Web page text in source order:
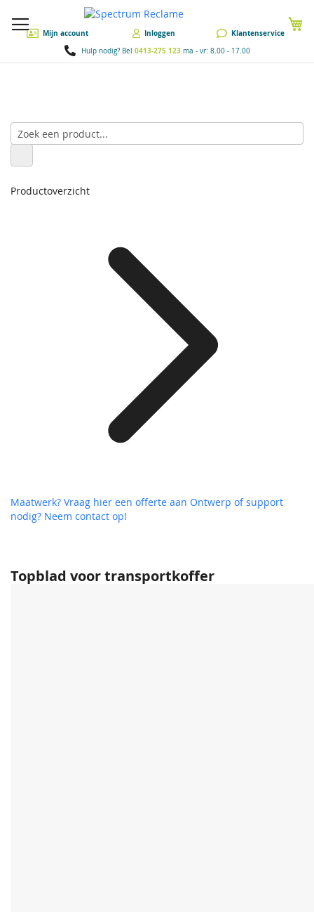
Mijn account Inloggen Klantenservice
Hulp nodig? Bel 0413-275 123ma - vr: 8.00 - 17.00
Topblad voor transportkoffer
Productoverzicht
Maatwerk? Vraag hier een offerte aan Ontwerp of support
nodig? Neem contact op!